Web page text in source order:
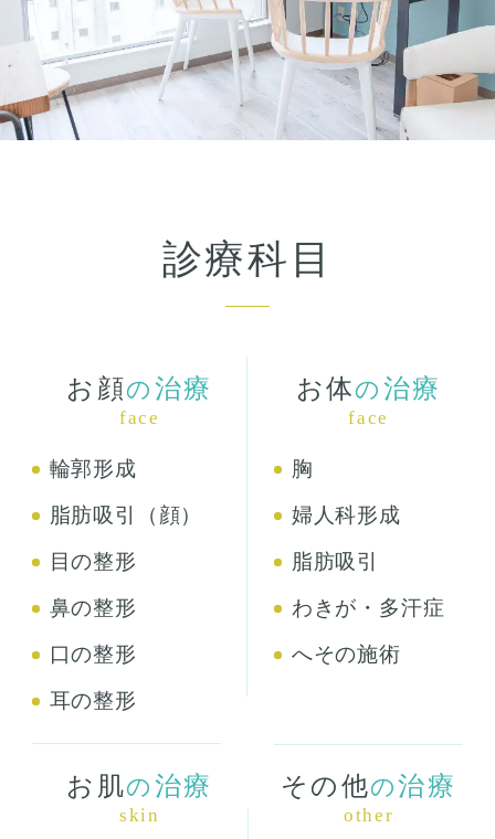
診療科目
お顔の 治療
face
輪郭形成
脂肪吸引（顔）
目の整形
鼻の整形
口の整形
耳の整形
お体の 治療
face
胸
婦人科形成
脂肪吸引
わきが・多汗症
へその施術
お肌の 治療
skin
その他の治療
other